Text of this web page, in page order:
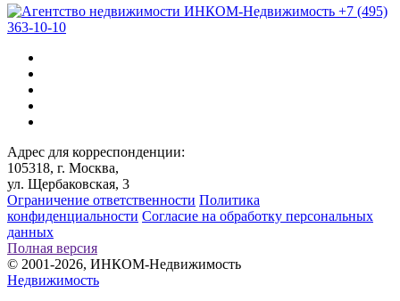
+7 (495)
363-10-10
Адрес для корреспонденции:
105318, г. Москва,
ул. Щербаковская, 3
Ограничение ответственности Политика
конфиденциальности Согласие на обработку персональных
данных
Полная версия
© 2001-2026, ИНКОМ-Недвижимость
Недвижимость